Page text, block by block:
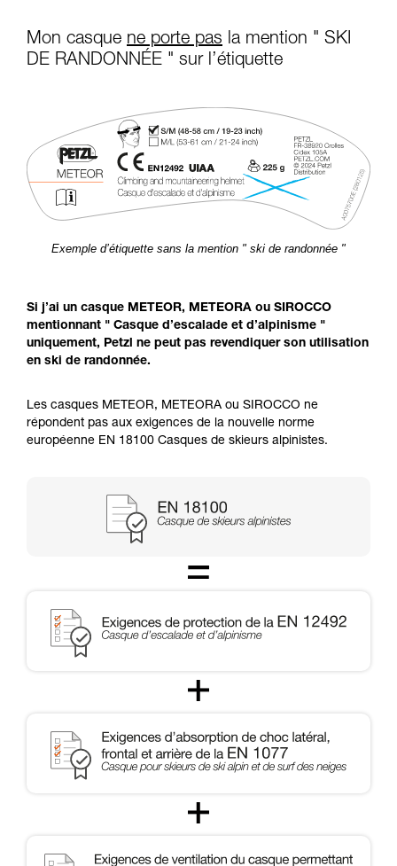
Mon casque ne porte pas la mention " SKI
DE RANDONNÉE " sur l’étiquette
Exemple d’étiquette sans la mention " ski de randonnée "
Si j’ai un casque METEOR, METEORA ou SIROCCO
mentionnant " Casque d’escalade et d’alpinisme "
uniquement, Petzl ne peut pas revendiquer son utilisation
en ski de randonnée.
Les casques METEOR, METEORA ou SIROCCO ne
répondent pas aux exigences de la nouvelle norme
européenne EN 18100 Casques de skieurs alpinistes.